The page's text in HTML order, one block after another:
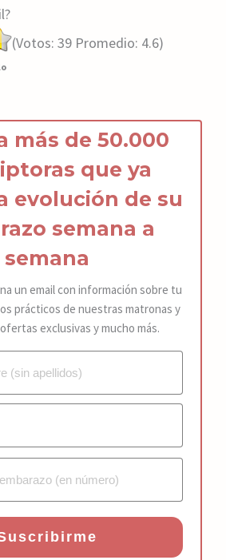
(Votos: 39 Promedio: 4.6)
más de 50.000
que ya
evolución de su
semana a
semana
un email con información sobre tu
prácticos de nuestras matronas y
exclusivas y mucho más.